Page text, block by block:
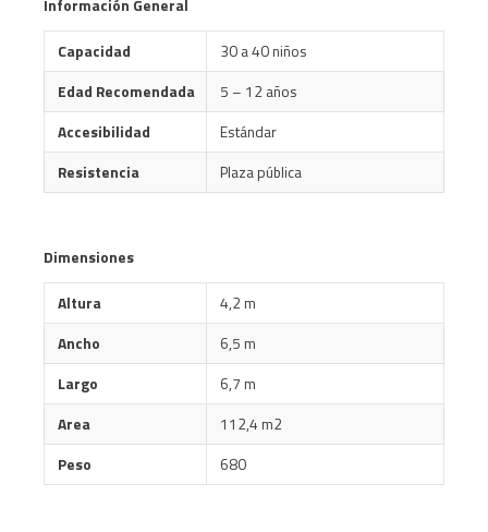
Información General
Capacidad
30 a 40 niños
Edad Recomendada
5 – 12 años
Accesibilidad
Estándar
Resistencia
Plaza pública
Dimensiones
Altura
4,2 m
Ancho
6,5 m
Largo
6,7 m
Area
112,4 m2
Peso
680